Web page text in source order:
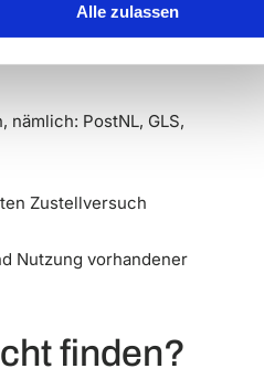
Alle zulassen
PostNL, GLS,
Zustellversuch
Nutzung vorhandener
finden?